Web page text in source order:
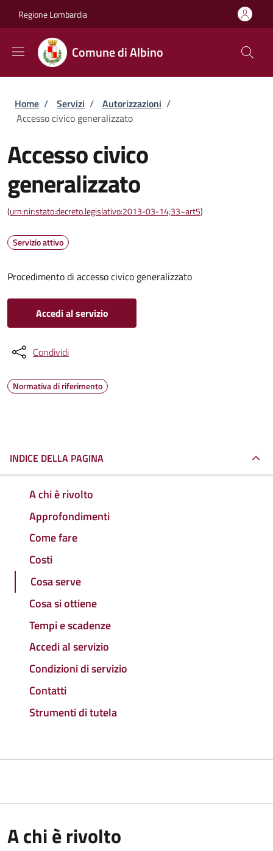
Regione Lombardia
Comune di Albino
Briciole di pane
Home / Servizi / Autorizzazioni /
Accesso civico generalizzato
Accesso civico
generalizzato
(urn:nir:stato:decreto.legislativo:2013-03-14;33~art5)
Servizio attivo
Procedimento di accesso civico generalizzato
Accedi al servizio
Condividi
Normativa di riferimento
INDICE DELLA PAGINA
A chi è rivolto
Approfondimenti
Come fare
Costi
Cosa serve
Cosa si ottiene
Tempi e scadenze
Accedi al servizio
Condizioni di servizio
Contatti
Strumenti di tutela
A chi è rivolto